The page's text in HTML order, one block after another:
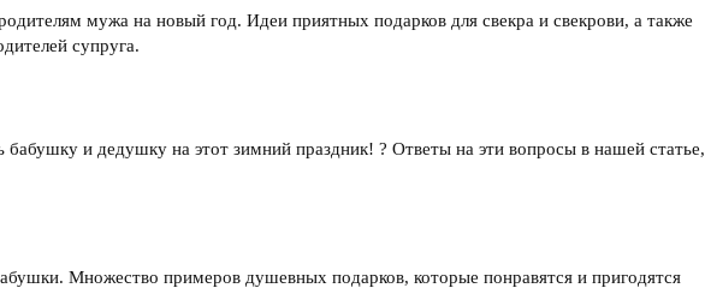
мужа на новый год. Идеи приятных подарков для свекра и свекрови, а также
супруга.
и дедушку на этот зимний праздник! ? Ответы на эти вопросы в нашей статье,
Множество примеров душевных подарков, которые понравятся и пригодятся